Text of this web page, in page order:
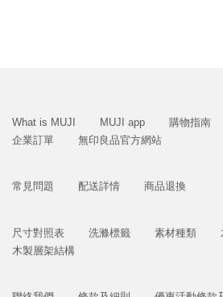
What is MUJI MUJI app 購物指南
企業訂單
無印良品官方網站
常見問題 配送詳情 商品退換
尺寸對照表 洗滌標籤 素材種類
木製層架結構